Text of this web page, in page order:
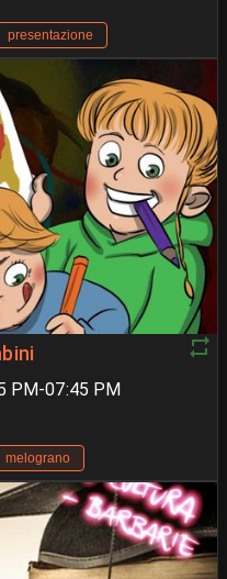
presentazione
PM-07:45 PM
melograno